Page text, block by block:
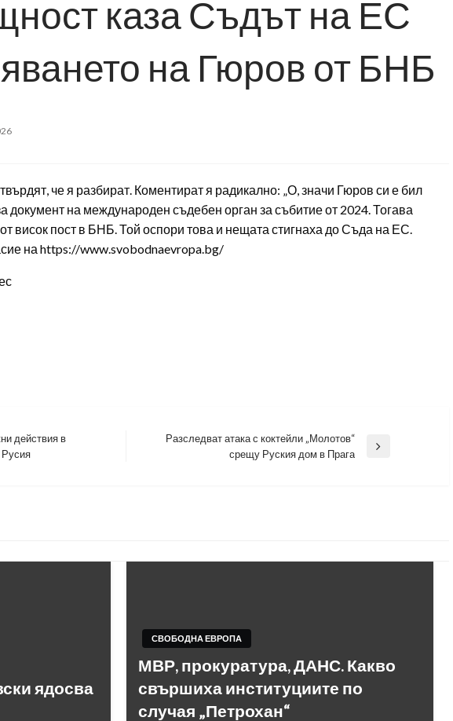
каза Съдът на ЕС
на Гюров от БНБ
че я разбират. Коментират я радикално: „О, значи Гюров си е бил
документ на международен съдебен орган за събитие от 2024. Тогава
висок пост в БНБ. Той оспори това и нещата стигнаха до Съда на ЕС.
на https://www.svobodnaevropa.bg/
действия в
Русия
Разследват атака с коктейли „Молотов“
срещу Руския дом в Прага
ядосва
СВОБОДНА ЕВРОПА
МВР, прокуратура, ДАНС. Какво
свършиха институциите по
случая „Петрохан“